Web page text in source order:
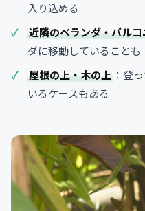
入り込める
近隣のベランダ・バルコ
ダに移動していることも
屋根の上・木の上 ：登
いるケースもある